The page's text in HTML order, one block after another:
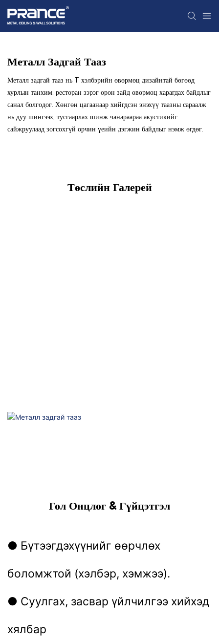
Металл Задгай Тааз
Металл задгай тааз нь T хэлбэрийн өвөрмөц дизайнтай бөгөөд
хурлын танхим, ресторан зэрэг орон зайд өвөрмөц харагдах байдлыг
санал болгодог. Хөнгөн цагаанаар хийгдсэн энэхүү таазны сараалж
нь дуу шингээх, тусгаарлах шинж чанараараа акустикийг
сайжруулаад зогсохгүй орчин үеийн дэгжин байдлыг нэмж өгдөг.
Төслийн Галерей
Гол Онцлог & Гүйцэтгэл
● Бүтээгдэхүүнийг өөрчлөх
боломжтой (хэлбэр, хэмжээ).
● Суулгах, засвар үйлчилгээ хийхэд
хялбар